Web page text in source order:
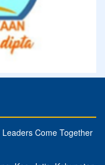
Come Together